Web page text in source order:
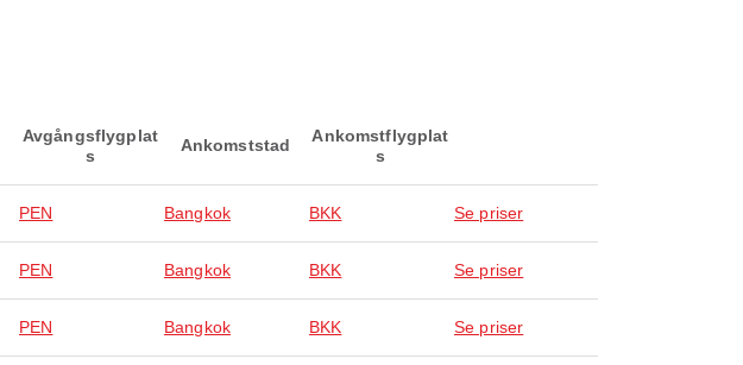
Avgångsflygplat
s
Ankomststad
Ankomstflygplat
s
PEN Bangkok BKK Se priser
PEN Bangkok BKK Se priser
PEN Bangkok BKK Se priser